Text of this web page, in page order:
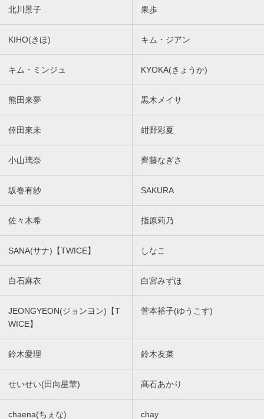
北川景子 果歩
KIHO(きほ) キム・ジアン
キム・ミンジュ KYOKA(きょうか)
熊田来夢 黒木メイサ
倖田來未 紺野彩夏
小山璃奈 齊藤なぎさ
坂巻有紗 SAKURA
佐々木希 指原莉乃
SANA(サナ)【TWICE】 しなこ
白石麻衣 白宮みずほ
JEONGYEON(ジョンヨン)【T
WICE】
菅本裕子(ゆうこす)
鈴木愛理 鈴木友菜
せいせい(田向星華) 髙石あかり
chaena(ちぇな) chay